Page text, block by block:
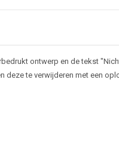
ontwerp en de tekst
deze te verwijderen met een